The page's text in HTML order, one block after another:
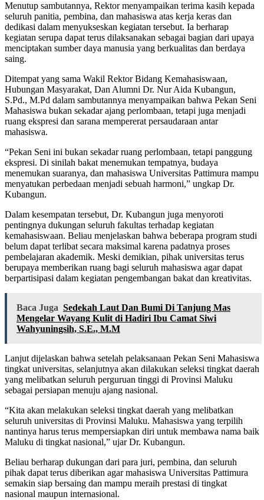
Menutup sambutannya, Rektor menyampaikan terima kasih kepada
seluruh panitia, pembina, dan mahasiswa atas kerja keras dan
dedikasi dalam menyukseskan kegiatan tersebut. Ia berharap
kegiatan serupa dapat terus dilaksanakan sebagai bagian dari upaya
menciptakan sumber daya manusia yang berkualitas dan berdaya
saing.
Ditempat yang sama Wakil Rektor Bidang Kemahasiswaan,
Hubungan Masyarakat, Dan Alumni Dr. Nur Aida Kubangun,
S.Pd., M.Pd dalam sambutannya menyampaikan bahwa Pekan Seni
Mahasiswa bukan sekadar ajang perlombaan, tetapi juga menjadi
ruang ekspresi dan sarana mempererat persaudaraan antar
mahasiswa.
“Pekan Seni ini bukan sekadar ruang perlombaan, tetapi panggung
ekspresi. Di sinilah bakat menemukan tempatnya, budaya
menemukan suaranya, dan mahasiswa Universitas Pattimura mampu
menyatukan perbedaan menjadi sebuah harmoni,” ungkap Dr.
Kubangun.
Dalam kesempatan tersebut, Dr. Kubangun juga menyoroti
pentingnya dukungan seluruh fakultas terhadap kegiatan
kemahasiswaan. Beliau menjelaskan bahwa beberapa program studi
belum dapat terlibat secara maksimal karena padatnya proses
pembelajaran akademik. Meski demikian, pihak universitas terus
berupaya memberikan ruang bagi seluruh mahasiswa agar dapat
berpartisipasi dalam kegiatan pengembangan bakat dan kreativitas.
Baca Juga Sedekah Laut Dan Bumi Di Tanjung Mas
Mengelar Wayang Kulit di Hadiri Ibu Camat Siwi
Wahyuningsih, S.E., M.M
Lanjut dijelaskan bahwa setelah pelaksanaan Pekan Seni Mahasiswa
tingkat universitas, selanjutnya akan dilakukan seleksi tingkat daerah
yang melibatkan seluruh perguruan tinggi di Provinsi Maluku
sebagai persiapan menuju ajang nasional.
“Kita akan melakukan seleksi tingkat daerah yang melibatkan
seluruh universitas di Provinsi Maluku. Mahasiswa yang terpilih
nantinya harus terus mempersiapkan diri untuk membawa nama baik
Maluku di tingkat nasional,” ujar Dr. Kubangun.
Beliau berharap dukungan dari para juri, pembina, dan seluruh
pihak dapat terus diberikan agar mahasiswa Universitas Pattimura
semakin siap bersaing dan mampu meraih prestasi di tingkat
nasional maupun internasional.